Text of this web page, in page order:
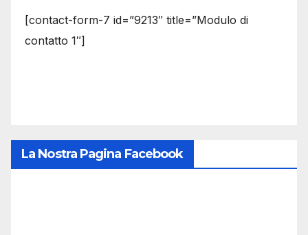
[contact-form-7 id=”9213″ title=”Modulo di
contatto 1″]
La Nostra Pagina Facebook